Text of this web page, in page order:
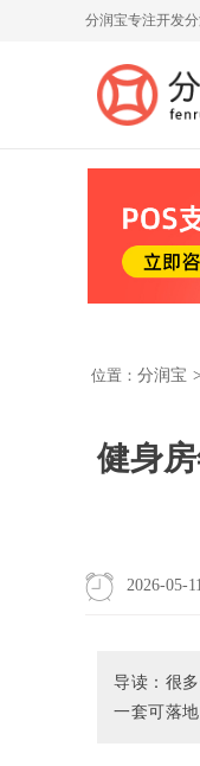
分润宝专注开发
位置： 分润宝 >
健身
2026-05-
导读：很
一套可落